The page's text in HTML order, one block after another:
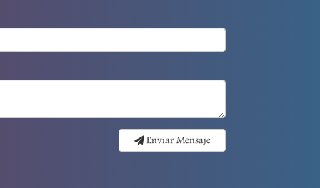
Enviar Mensaje